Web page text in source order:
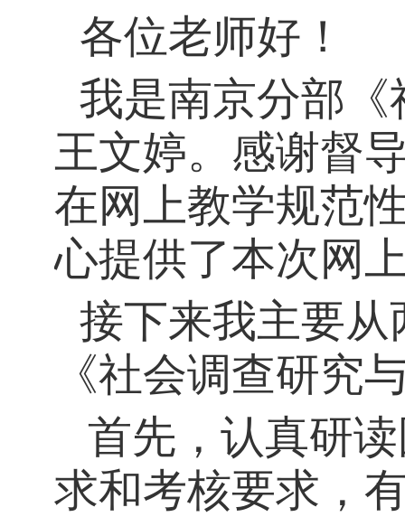
各位老师好！
我是南京分部
王文婷。感谢督
在网上教学规范
心提供了本次网
接下来我主要
《社会调查研究
首先，认真研
求和考核要求，